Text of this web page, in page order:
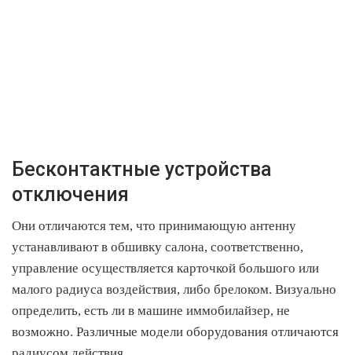
Бесконтактные устройства
отключения
Они отличаются тем, что принимающую антенну
устанавливают в обшивку салона, соответственно,
управление осуществляется карточкой большого или
малого радиуса воздействия, либо брелоком. Визуально
определить, есть ли в машине иммобилайзер, не
возможно. Различные модели оборудования отличаются